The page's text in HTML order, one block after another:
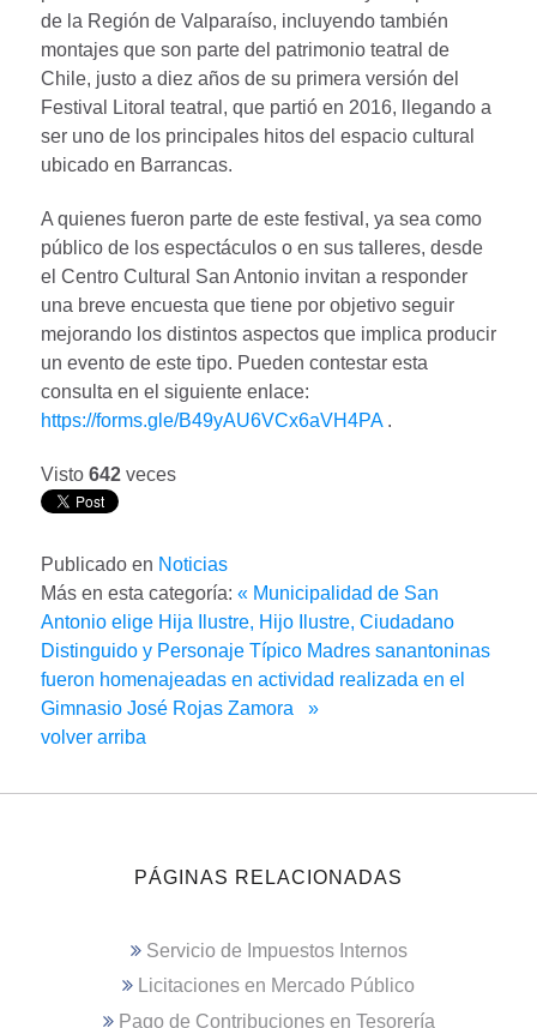
de la Región de Valparaíso, incluyendo también
montajes que son parte del patrimonio teatral de
Chile, justo a diez años de su primera versión del
Festival Litoral teatral, que partió en 2016, llegando a
ser uno de los principales hitos del espacio cultural
ubicado en Barrancas.
A quienes fueron parte de este festival, ya sea como
público de los espectáculos o en sus talleres, desde
el Centro Cultural San Antonio invitan a responder
una breve encuesta que tiene por objetivo seguir
mejorando los distintos aspectos que implica producir
un evento de este tipo. Pueden contestar esta
consulta en el siguiente enlace:
https://forms.gle/B49yAU6VCx6aVH4PA.
Visto 642 veces
Publicado en Noticias
Más en esta categoría: « Municipalidad de San
Antonio elige Hija Ilustre, Hijo Ilustre, Ciudadano
Distinguido y Personaje Típico Madres sanantoninas
fueron homenajeadas en actividad realizada en el
Gimnasio José Rojas Zamora »
volver arriba
PÁGINAS RELACIONADAS
Servicio de Impuestos Internos
Licitaciones en Mercado Público
Pago de Contribuciones en Tesorería